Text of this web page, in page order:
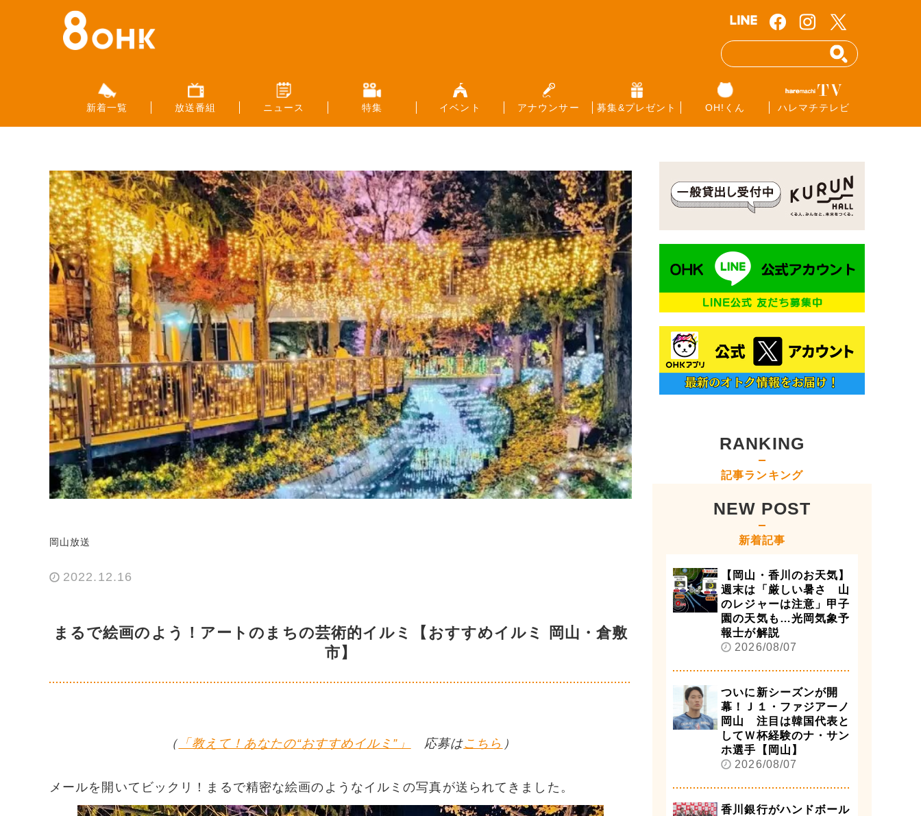
新着一覧 放送番組 ニュース 特集 イベント アナウンサー 募集&プレゼント OH!くん ハレマチテレビ
岡山放送
2022.12.16
まるで絵画のよう！アートのまちの芸術的イルミ【おすすめイルミ 岡山・倉敷
市】
（ 「教えて！あなたの“おすすめイルミ”」 応募はこちら ）
メールを開いてビックリ！まるで精密な絵画のようなイルミの写真が送られてきました。
RANKING
記事ランキング
NEW POST
新着記事
【岡山・香川のお天気】
週末は「厳しい暑さ 山
のレジャーは注意」甲子
園の天気も…光岡気象予
報士が解説
2026/08/07
ついに新シーズンが開
幕！Ｊ１・ファジアーノ
岡山 注目は韓国代表と
してＷ杯経験のナ・サン
ホ選手【岡山】
2026/08/07
香川銀行がハンドボール